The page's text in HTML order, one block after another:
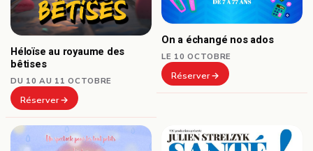
Héloïse au royaume des
bêtises
DU 10 AU 11 OCTOBRE
Réserver
On a échangé nos ados
LE 10 OCTOBRE
Réserver